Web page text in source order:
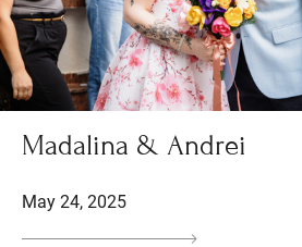
Madalina & Andrei
May 24, 2025